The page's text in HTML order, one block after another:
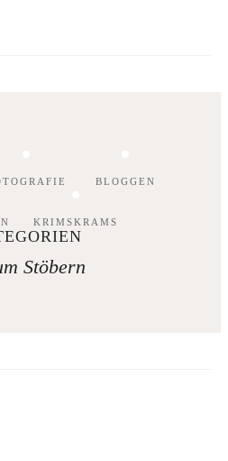
BLOGGEN
KRIMSKRAMS
Stöbern